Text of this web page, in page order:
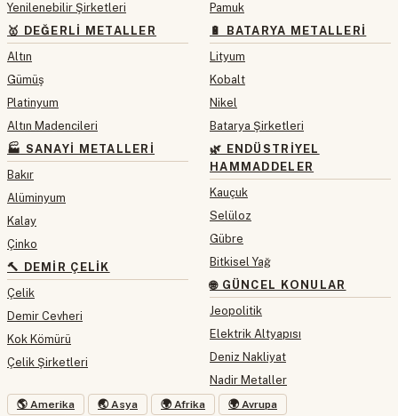
Yenilenebilir Şirketleri
🥇 DEĞERLI METALLER
Altın
Gümüş
Platinyum
Altın Madencileri
🏭 SANAYI METALLERI
Bakır
Alüminyum
Kalay
Çinko
🔨 DEMIR ÇELIK
Çelik
Demir Cevheri
Kok Kömürü
Çelik Şirketleri
Pamuk
🔋 BATARYA METALLERI
Lityum
Kobalt
Nikel
Batarya Şirketleri
🌿 ENDÜSTRIYEL
HAMMADDELER
Kauçuk
Selüloz
Gübre
Bitkisel Yağ
🌐 GÜNCEL KONULAR
Jeopolitik
Elektrik Altyapısı
Deniz Nakliyat
Nadir Metaller
🌎 Amerika 🌏 Asya 🌍 Afrika 🌍 Avrupa